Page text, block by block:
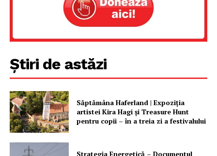
Știri de astăzi
Săptămâna Haferland | Expoziţia
artistei Kira Hagi şi Treasure Hunt
pentru copii – în a treia zi a festivalului
Strategia Energetică – Documentul